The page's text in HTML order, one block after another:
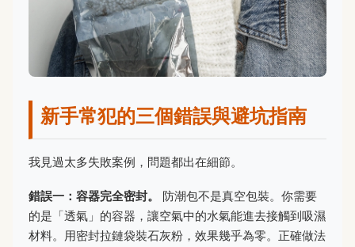
新手常犯的三個錯誤與避坑指南
我見過太多失敗案例，問題都出在細節。
錯誤一：容器完全密封。
防潮包不是真空包裝。你需要
的是「透氣」的容器，讓空氣中的水氣能進去接觸到吸濕
材料。用密封拉鏈袋裝石灰粉，效果幾乎為零。正確做法